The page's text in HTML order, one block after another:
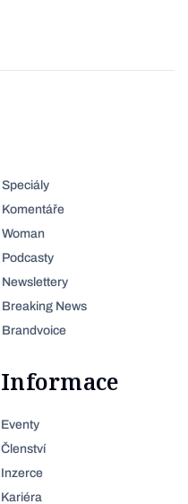
Speciály
Komentáře
Woman
Podcasty
Newslettery
Breaking News
Brandvoice
Informace
Eventy
Členství
Inzerce
Kariéra